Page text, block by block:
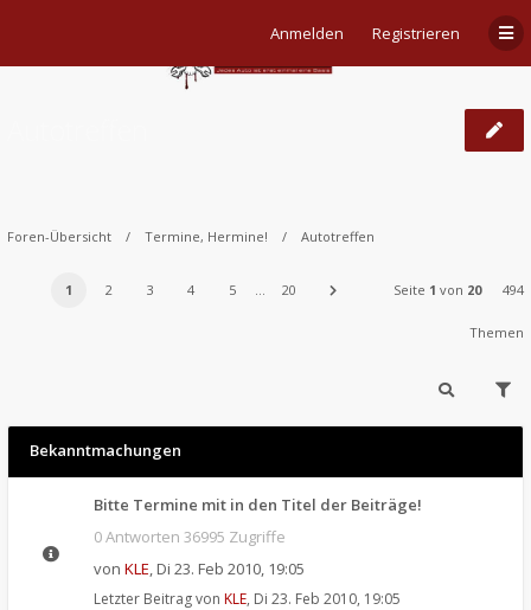
Anmelden Registrieren
Foren-Übersicht Termine, Hermine! Autotreffen
1 2 3 4 5 … 20 Seite 1 von 20 494
Themen
Bekanntmachungen
Bitte Termine mit in den Titel der Beiträge!
0 Antworten 36995 Zugriffe
von KLE, Di 23. Feb 2010, 19:05
Letzter Beitrag von KLE, Di 23. Feb 2010, 19:05